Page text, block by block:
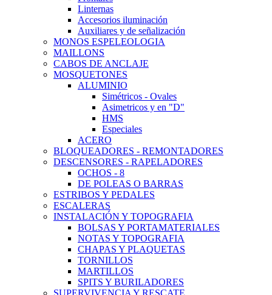
Linternas
Accesorios iluminación
Auxiliares y de señalización
MONOS ESPELEOLOGIA
MAILLONS
CABOS DE ANCLAJE
MOSQUETONES
ALUMINIO
Simétricos - Ovales
Asimetricos y en "D"
HMS
Especiales
ACERO
BLOQUEADORES - REMONTADORES
DESCENSORES - RAPELADORES
OCHOS - 8
DE POLEAS O BARRAS
ESTRIBOS Y PEDALES
ESCALERAS
INSTALACIÓN Y TOPOGRAFIA
BOLSAS Y PORTAMATERIALES
NOTAS Y TOPOGRAFIA
CHAPAS Y PLAQUETAS
TORNILLOS
MARTILLOS
SPITS Y BURILADORES
SUPERVIVENCIA Y RESCATE